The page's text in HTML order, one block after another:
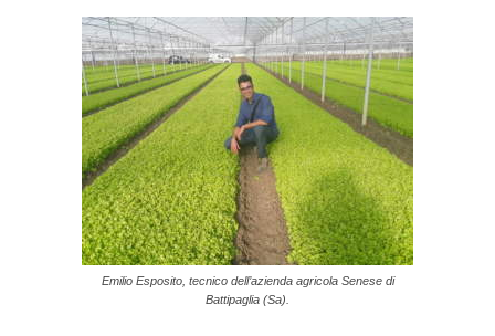
Emilio Esposito, tecnico dell’azienda agricola Senese di
Battipaglia (Sa).